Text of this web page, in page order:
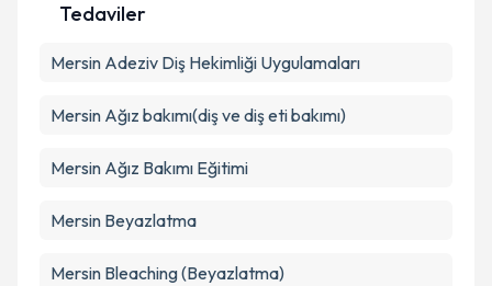
Tedaviler
Mersin Adeziv Diş Hekimliği Uygulamaları
Mersin Ağız bakımı(diş ve diş eti bakımı)
Mersin Ağız Bakımı Eğitimi
Mersin Beyazlatma
Mersin Bleaching (Beyazlatma)